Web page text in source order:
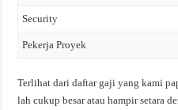
Security
Pekerja Proyek
Terlihat dari daftar gaji yang kami
lah cukup besar atau hampir setara